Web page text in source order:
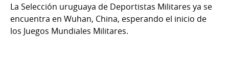
La Selección uruguaya de Deportistas Militares ya se
encuentra en Wuhan, China, esperando el inicio de
los Juegos Mundiales Militares.